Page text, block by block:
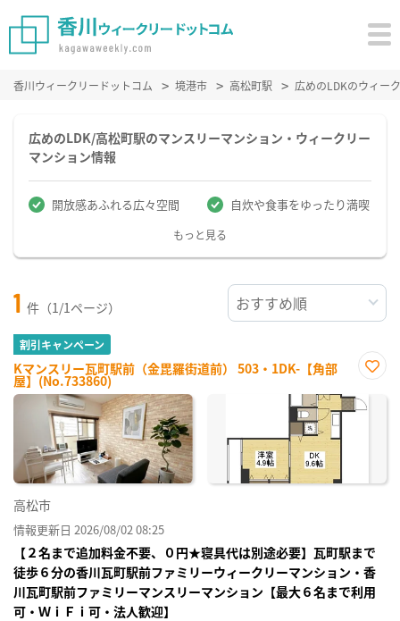
香川ウィークリードットコム 境港市 高松町駅 広めのLDKのウィー
広めのLDK/高松町駅のマンスリーマンション・ウィークリー
マンション情報
開放感あふれる広々空間 自炊や食事をゆったり満喫
もっと見る
1 件（1/1ページ）
割引キャンペーン
Kマンスリー瓦町駅前（金毘羅街道前） 503・1DK-【角部
屋】(No.733860)
に入
り登
高松市
情報更新日 2026/08/02 08:25
【２名まで追加料金不要、０円★寝具代は別途必要】瓦町駅まで
徒歩６分の香川瓦町駅前ファミリーウィークリーマンション・香
川瓦町駅前ファミリーマンスリーマンション【最大６名まで利用
可・ＷｉＦｉ可・法人歓迎】